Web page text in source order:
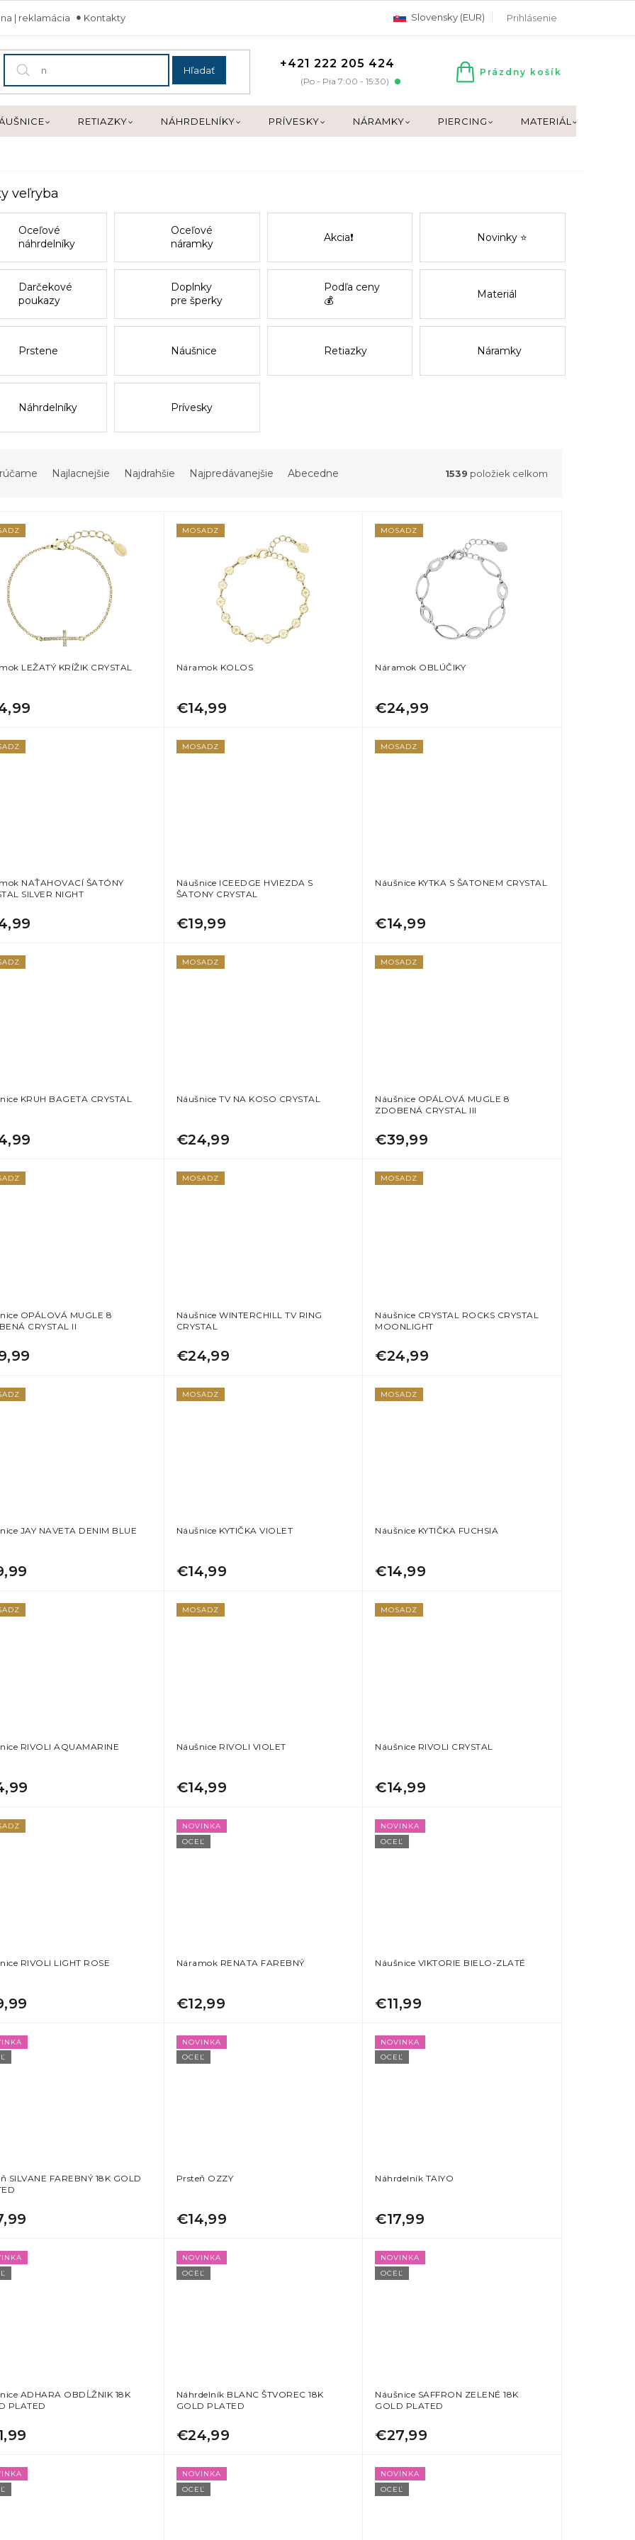
| reklamácia Kontakty Slovensky (EUR) Prihlásenie
Hľadať +421 222 205 424
(Po - Pia 7:00 - 15:30)
NÁKUPNÝ
Prázdny košík
RETIAZKY NÁHRDELNÍKY PRÍVESKY NÁRAMKY PIERCING MATERIÁL
veľryba
Oceľové
náhrdelníky
Oceľové
náramky
Akcia❗ Novinky ⭐
Darčekové
poukazy
Doplnky
pre šperky
Podľa ceny
💰
Materiál
Prstene Náušnice Retiazky Náramky
Náhrdelníky Prívesky
Najlacnejšie Najdrahšie Najpredávanejšie Abecedne 1539 položiek celkom
LEŽATÝ KRÍŽIK CRYSTAL
MOSADZ
Náramok KOLOS
€14,99
MOSADZ
Náramok OBLÚČIKY
€24,99
NAŤAHOVACÍ ŠATÓNY
SILVER NIGHT
MOSADZ
Náušnice ICEEDGE HVIEZDA S
ŠATONY CRYSTAL
€19,99
MOSADZ
Náušnice KYTKA S ŠATONEM CRYSTAL
€14,99
KRUH BAGETA CRYSTAL
MOSADZ
Náušnice TV NA KOSO CRYSTAL
€24,99
MOSADZ
Náušnice OPÁLOVÁ MUGLE 8
ZDOBENÁ CRYSTAL III
€39,99
OPÁLOVÁ MUGLE 8
CRYSTAL II
MOSADZ
Náušnice WINTERCHILL TV RING
CRYSTAL
€24,99
MOSADZ
Náušnice CRYSTAL ROCKS CRYSTAL
MOONLIGHT
€24,99
JAY NAVETA DENIM BLUE
MOSADZ
Náušnice KYTIČKA VIOLET
€14,99
MOSADZ
Náušnice KYTIČKA FUCHSIA
€14,99
RIVOLI AQUAMARINE
MOSADZ
Náušnice RIVOLI VIOLET
€14,99
MOSADZ
Náušnice RIVOLI CRYSTAL
€14,99
RIVOLI LIGHT ROSE
NOVINKA
OCEĽ
Náramok RENATA FAREBNÝ
€12,99
NOVINKA
OCEĽ
Náušnice VIKTORIE BIELO-ZLATÉ
€11,99
SILVANE FAREBNÝ 18K GOLD
NOVINKA
OCEĽ
Prsteň OZZY
€14,99
NOVINKA
OCEĽ
Náhrdelník TAIYO
€17,99
ADHARA OBDĹŽNIK 18K
PLATED
NOVINKA
OCEĽ
Náhrdelník BLANC ŠTVOREC 18K
GOLD PLATED
€24,99
NOVINKA
OCEĽ
Náušnice SAFFRON ZELENÉ 18K
GOLD PLATED
€27,99
NOVINKA
OCEĽ
NOVINKA
OCEĽ